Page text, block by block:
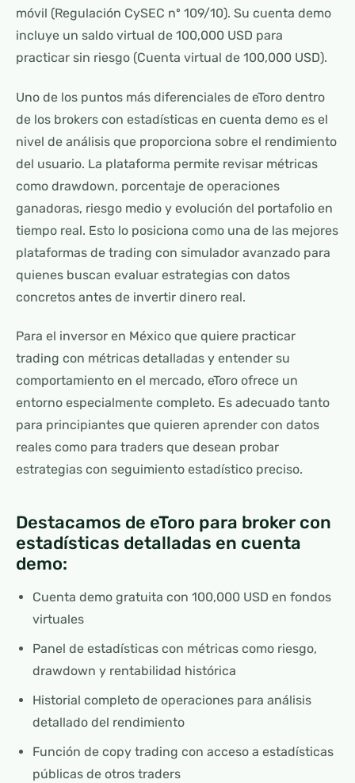
móvil (Regulación CySEC nº 109/10). Su cuenta demo
incluye un saldo virtual de 100,000 USD para
practicar sin riesgo (Cuenta virtual de 100,000 USD).
Uno de los puntos más diferenciales de eToro dentro
de los brokers con estadísticas en cuenta demo es el
nivel de análisis que proporciona sobre el rendimiento
del usuario. La plataforma permite revisar métricas
como drawdown, porcentaje de operaciones
ganadoras, riesgo medio y evolución del portafolio en
tiempo real. Esto lo posiciona como una de las mejores
plataformas de trading con simulador avanzado para
quienes buscan evaluar estrategias con datos
concretos antes de invertir dinero real.
Para el inversor en México que quiere practicar
trading con métricas detalladas y entender su
comportamiento en el mercado, eToro ofrece un
entorno especialmente completo. Es adecuado tanto
para principiantes que quieren aprender con datos
reales como para traders que desean probar
estrategias con seguimiento estadístico preciso.
Destacamos de eToro para broker con
estadísticas detalladas en cuenta
demo:
Cuenta demo gratuita con 100,000 USD en fondos
virtuales
Panel de estadísticas con métricas como riesgo,
drawdown y rentabilidad histórica
Historial completo de operaciones para análisis
detallado del rendimiento
Función de copy trading con acceso a estadísticas
públicas de otros traders